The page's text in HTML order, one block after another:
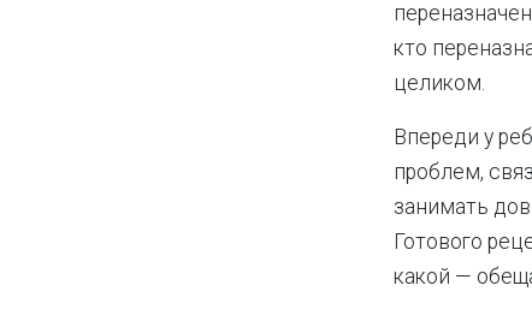
кто
целиком.
Впереди у
проблем,
занимать
Готового
какой —